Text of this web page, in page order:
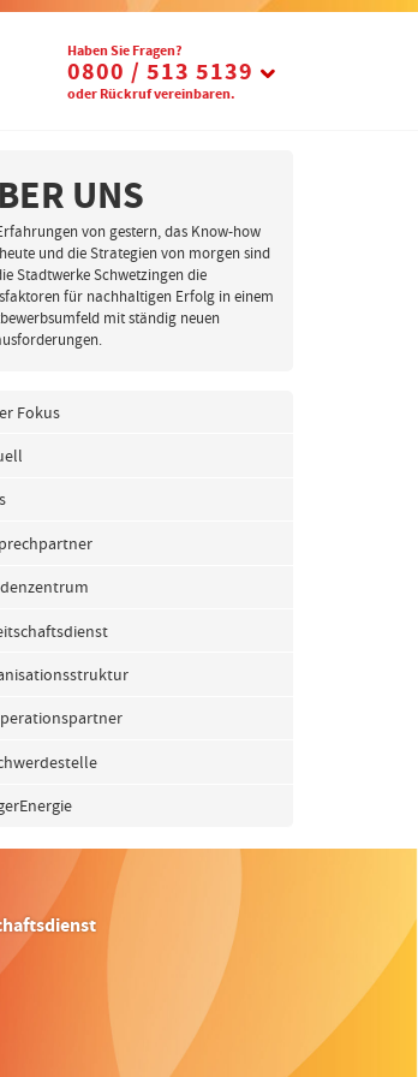
Haben Sie Fragen?
0800 / 513 5139
oder Rückruf vereinbaren.
UNS
von gestern, das Know-how
und die Strategien von morgen sind
Stadtwerke Schwetzingen die
für nachhaltigen Erfolg in einem
mit ständig neuen
Fokus